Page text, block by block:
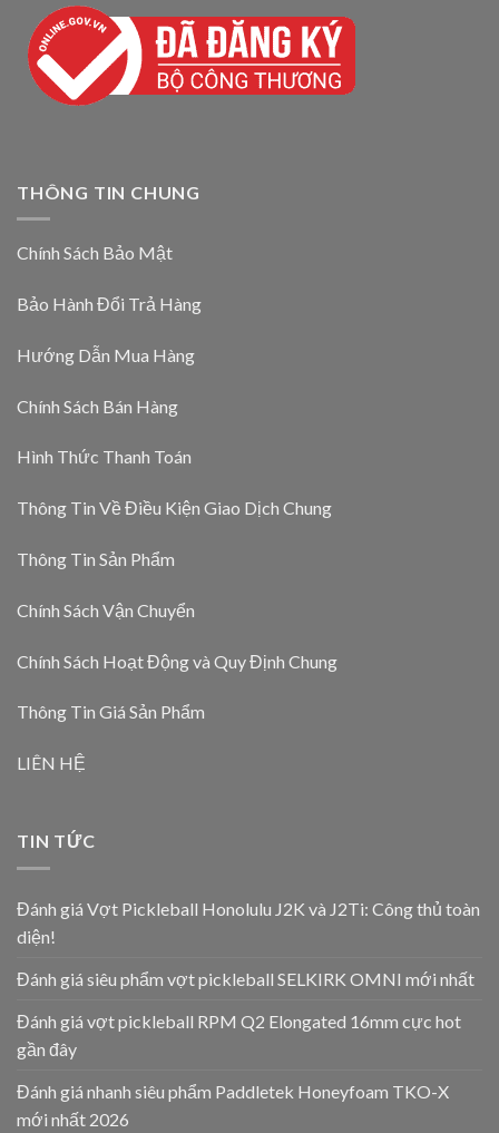
THÔNG TIN CHUNG
Chính Sách Bảo Mật
Bảo Hành Đổi Trả Hàng
Hướng Dẫn Mua Hàng
Chính Sách Bán Hàng
Hình Thức Thanh Toán
Thông Tin Về Điều Kiện Giao Dịch Chung
Thông Tin Sản Phẩm
Chính Sách Vận Chuyển
Chính Sách Hoạt Động và Quy Định Chung
Thông Tin Giá Sản Phẩm
LIÊN HỆ
TIN TỨC
Đánh giá Vợt Pickleball Honolulu J2K và J2Ti: Công thủ toàn
diện!
Đánh giá siêu phẩm vợt pickleball SELKIRK OMNI mới nhất
Đánh giá vợt pickleball RPM Q2 Elongated 16mm cực hot
gần đây
Đánh giá nhanh siêu phẩm Paddletek Honeyfoam TKO-X
mới nhất 2026